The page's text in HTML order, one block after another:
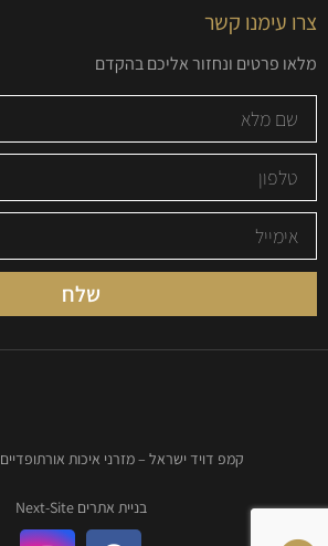
צרו עימנו קשר
מלאו פרטים ונחזור אליכם בהקדם
שלח
קמפ דויד ישראל – מזרני איכות אורתופדיים Camp David
בניית אתרים Next-Site